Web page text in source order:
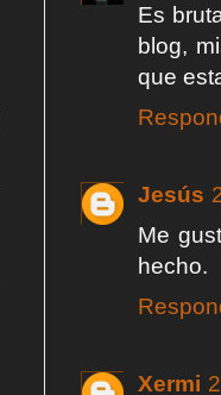
Es
blog,
que
Jesús
Me
hecho.
Xermi